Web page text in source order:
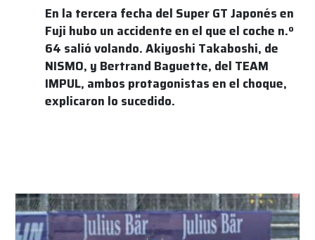
En la tercera fecha del Super GT Japonés en
Fuji hubo un accidente en el que el coche n.º
64 salió volando. Akiyoshi Takaboshi, de
NISMO, y Bertrand Baguette, del TEAM
IMPUL, ambos protagonistas en el choque,
explicaron lo sucedido.